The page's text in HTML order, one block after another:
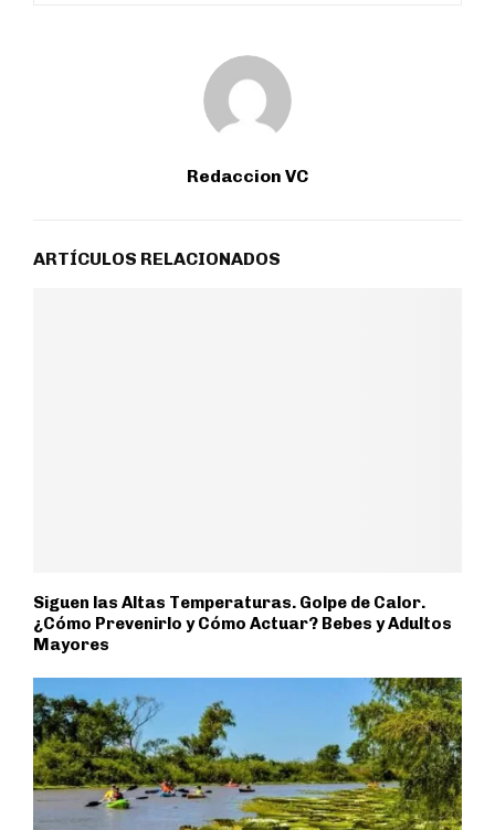
Redaccion VC
ARTÍCULOS RELACIONADOS
Siguen las Altas Temperaturas. Golpe de Calor.
¿Cómo Prevenirlo y Cómo Actuar? Bebes y Adultos
Mayores